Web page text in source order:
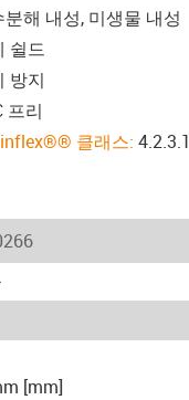
분해 내성, 미생물 내성
쉴드
방지
프리
클래스: 4.2.3.1
[mm]